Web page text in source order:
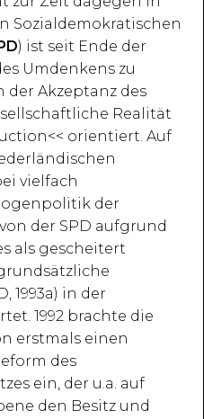
Sozialdemokratischen
) ist seit Ende der
Umdenkens zu
der Akzeptanz des
Realität
orientiert. Auf
vielfach
der
der SPD aufgrund
als gescheitert
1993a) in der
1992 brachte die
erstmals einen
des
ein, der u.a. auf
den Besitz und